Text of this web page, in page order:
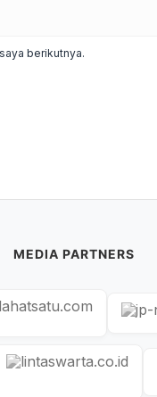
berikutnya.
MEDIA PARTNERS